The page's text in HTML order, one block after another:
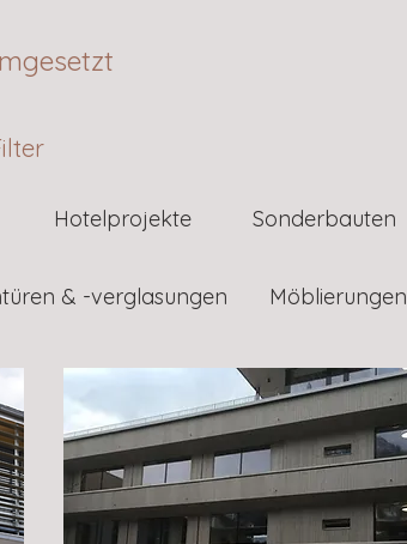
Hotelprojekte Sonderbauten
& -verglasungen Möblierungen